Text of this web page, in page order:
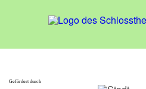
Gefördert durch